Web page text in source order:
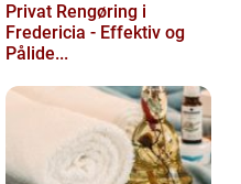
Privat Rengøring i
Fredericia - Effektiv og
Pålide...